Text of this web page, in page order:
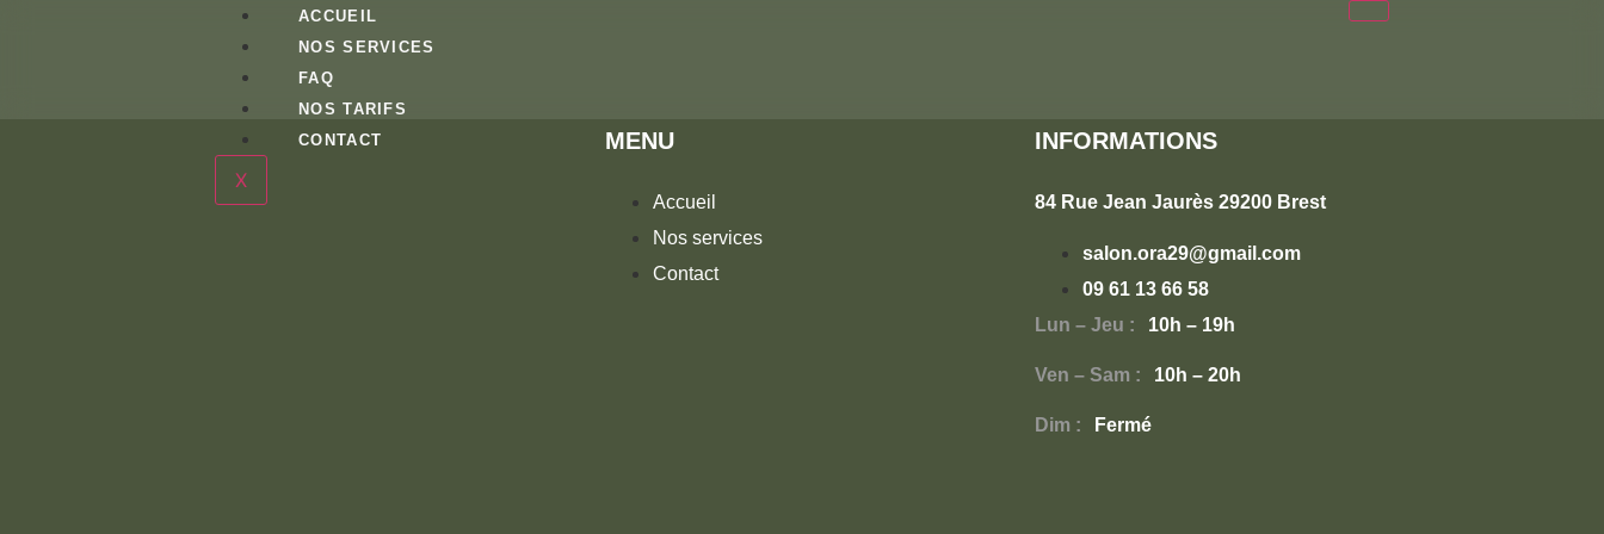
ACCUEIL
NOS SERVICES
FAQ
NOS TARIFS
CONTACT
X
MENU
Accueil
Nos services
Contact
INFORMATIONS
84 Rue Jean Jaurès 29200 Brest
salon.ora29@gmail.com
09 61 13 66 58
Lun – Jeu :
10h – 19h
Ven – Sam : 10h – 20h
Dim : Fermé